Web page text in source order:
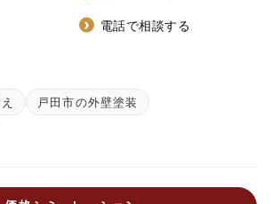
電話で相談する
戸田市の外壁塗装